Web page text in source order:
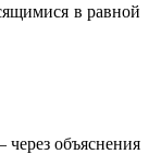
в равной
объяснения